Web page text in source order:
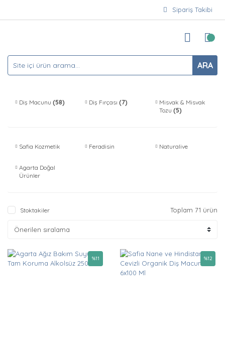
Sipariş Takibi
ARA
Diş Macunu (58) Diş Fırçası(7)
Misvak & Misvak
Tozu (5)
Safia Kozmetik Feradisin Naturalive
Agarta Doğal
Ürünler
Stoktakiler Toplam 71 ürün
%11 %12